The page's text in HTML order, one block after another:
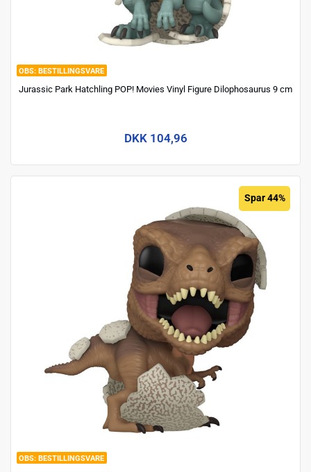
BESTILLINGSVARE
Jurassic Park Hatchling POP! Movies Vinyl Figure Dilophosaurus 9 cm
DKK 104,96
BESTILLINGSVARE
Spar 44%